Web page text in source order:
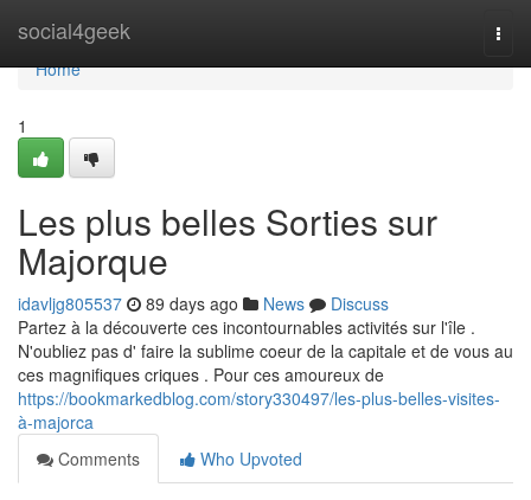
social4geek
Home
Home
1
Les plus belles Sorties sur
Majorque
idavljg805537 89 days ago News
Discuss
Partez à la découverte ces incontournables activités sur l'île .
N'oubliez pas d' faire la sublime coeur de la capitale et de vous au
ces magnifiques criques . Pour ces amoureux de
https://bookmarkedblog.com/story330497/les-plus-belles-visites-
à-majorca
Comments
Who Upvoted